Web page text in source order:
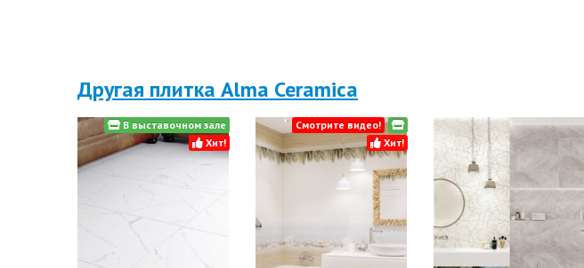
Другая плитка Alma Ceramica
В выставочном зале
Хит!
Смотрите видео!
Хит!